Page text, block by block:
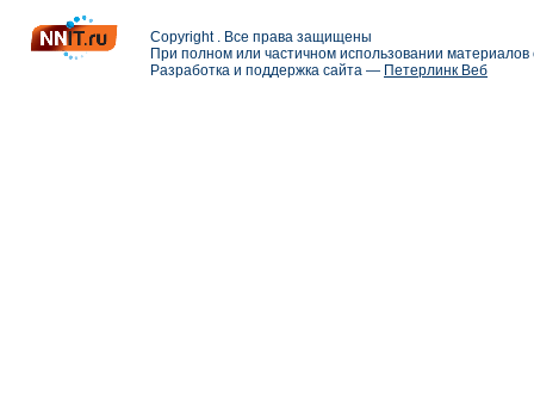
Copyright . Все права защищены
При полном или частичном использовании
Разработка и поддержка сайта — Петерлинк Веб